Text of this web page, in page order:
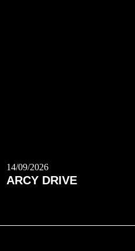
14/09/2026
ARCY DRIVE